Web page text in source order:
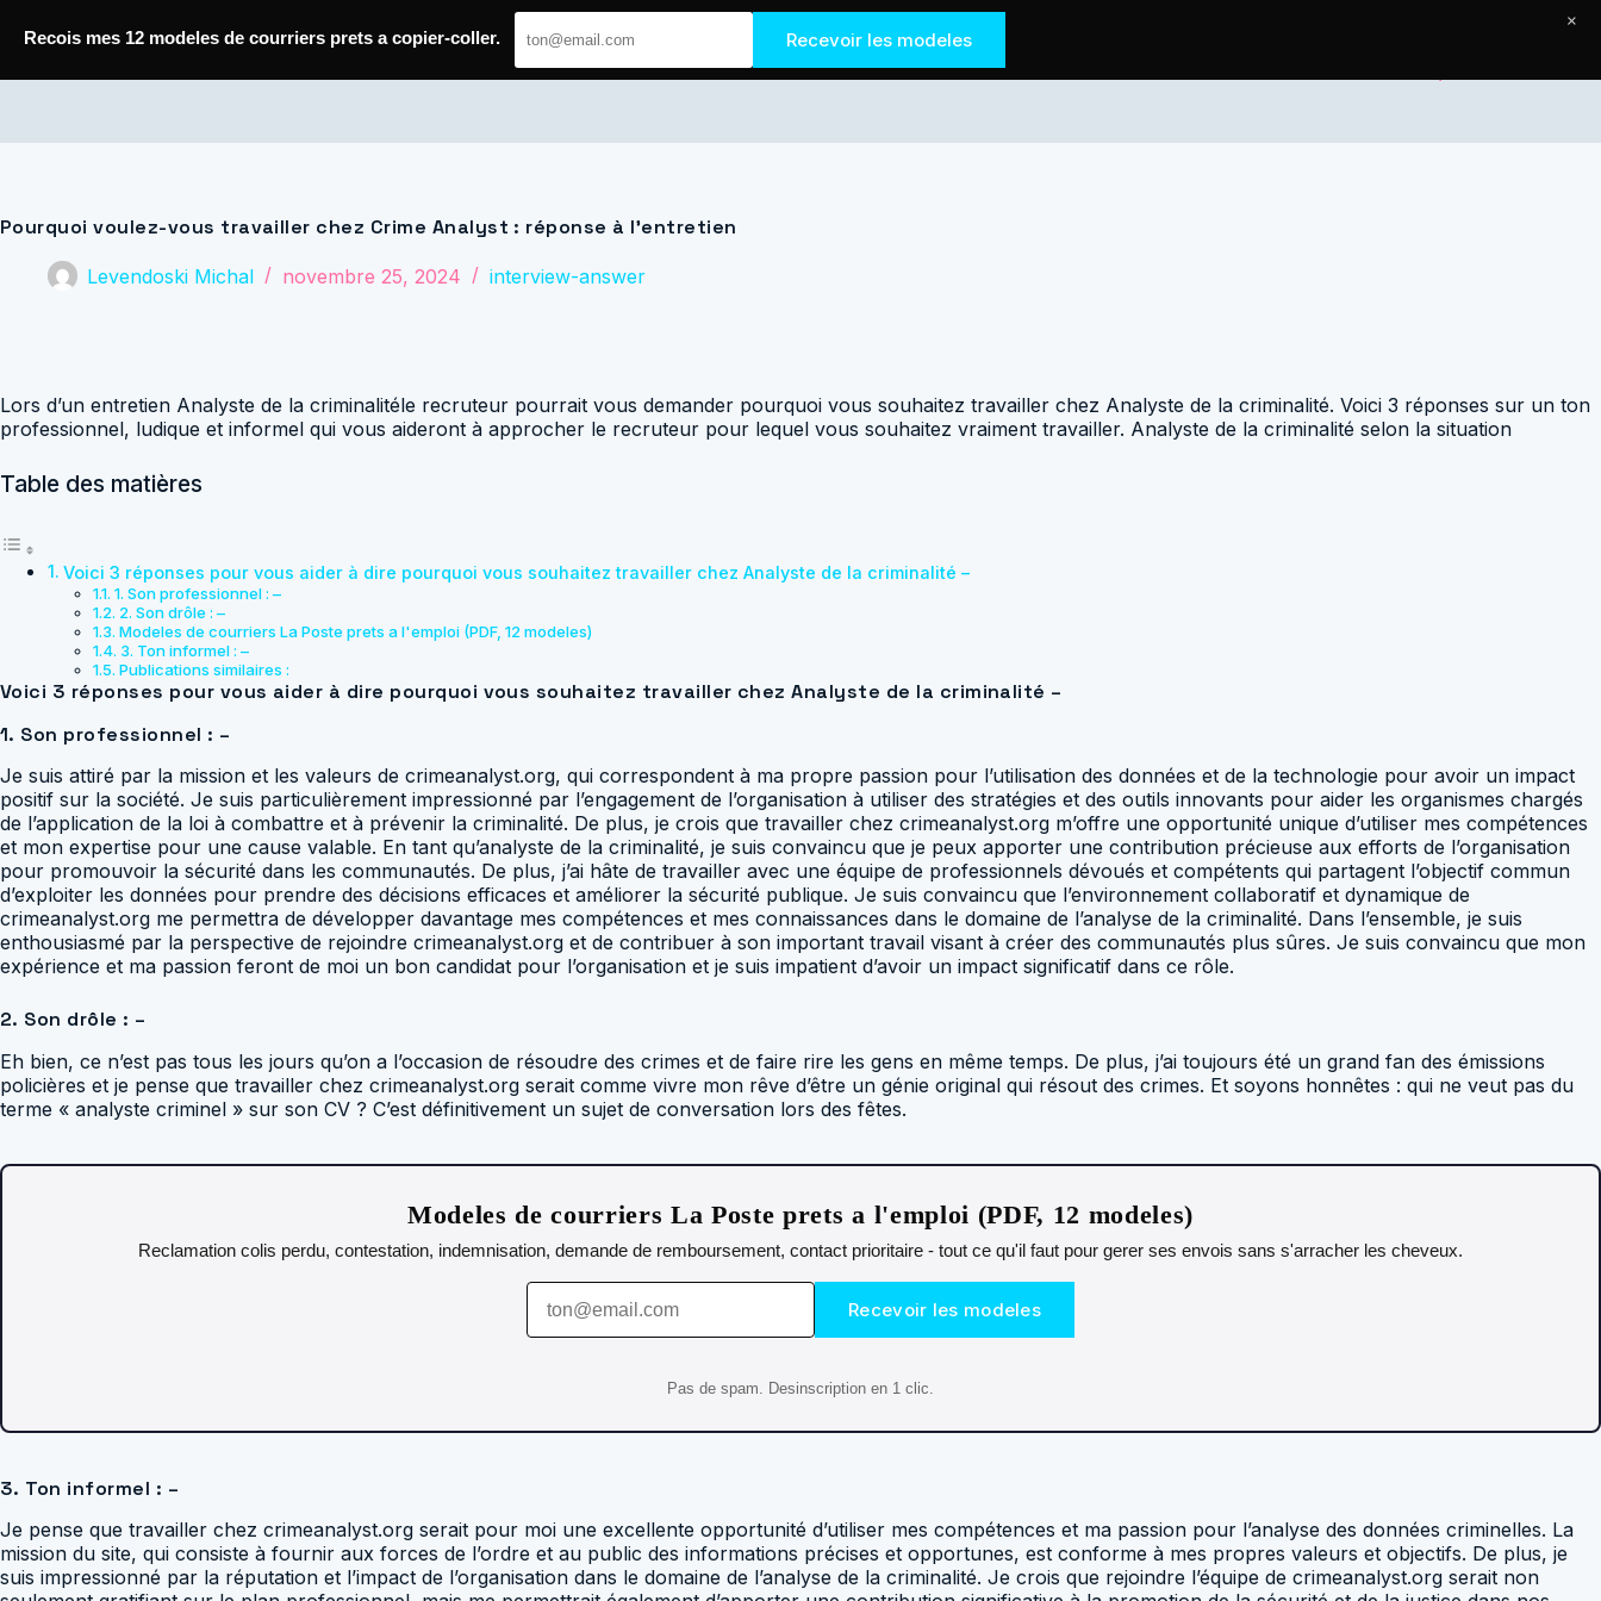
Pourquoi voulez-vous travailler chez Crime Analyst : réponse à l’entretien
Levendoski Michal novembre 25, 2024 interview-answer
Lors d’un entretien Analyste de la criminalitéle recruteur pourrait vous demander pourquoi vous souhaitez travailler chez Analyste de la criminalité. Voici 3 réponses sur un ton
professionnel, ludique et informel qui vous aideront à approcher le recruteur pour lequel vous souhaitez vraiment travailler. Analyste de la criminalité selon la situation
Table des matières
Voici 3 réponses pour vous aider à dire pourquoi vous souhaitez travailler chez Analyste de la criminalité –
1. Son professionnel : –
2. Son drôle : –
Modeles de courriers La Poste prets a l'emploi (PDF, 12 modeles)
3. Ton informel : –
Publications similaires :
Voici 3 réponses pour vous aider à dire pourquoi vous souhaitez travailler chez Analyste de la criminalité –
1. Son professionnel : –
Je suis attiré par la mission et les valeurs de crimeanalyst.org, qui correspondent à ma propre passion pour l’utilisation des données et de la technologie pour avoir un impact
positif sur la société. Je suis particulièrement impressionné par l’engagement de l’organisation à utiliser des stratégies et des outils innovants pour aider les organismes chargés
de l’application de la loi à combattre et à prévenir la criminalité. De plus, je crois que travailler chez crimeanalyst.org m’offre une opportunité unique d’utiliser mes compétences
et mon expertise pour une cause valable. En tant qu’analyste de la criminalité, je suis convaincu que je peux apporter une contribution précieuse aux efforts de l’organisation
pour promouvoir la sécurité dans les communautés. De plus, j’ai hâte de travailler avec une équipe de professionnels dévoués et compétents qui partagent l’objectif commun
d’exploiter les données pour prendre des décisions efficaces et améliorer la sécurité publique. Je suis convaincu que l’environnement collaboratif et dynamique de
crimeanalyst.org me permettra de développer davantage mes compétences et mes connaissances dans le domaine de l’analyse de la criminalité. Dans l’ensemble, je suis
enthousiasmé par la perspective de rejoindre crimeanalyst.org et de contribuer à son important travail visant à créer des communautés plus sûres. Je suis convaincu que mon
expérience et ma passion feront de moi un bon candidat pour l’organisation et je suis impatient d’avoir un impact significatif dans ce rôle.
2. Son drôle : –
Eh bien, ce n’est pas tous les jours qu’on a l’occasion de résoudre des crimes et de faire rire les gens en même temps. De plus, j’ai toujours été un grand fan des émissions
policières et je pense que travailler chez crimeanalyst.org serait comme vivre mon rêve d’être un génie original qui résout des crimes. Et soyons honnêtes : qui ne veut pas du
terme « analyste criminel » sur son CV ? C’est définitivement un sujet de conversation lors des fêtes.
Modeles de courriers La Poste prets a l'emploi (PDF, 12 modeles)
Reclamation colis perdu, contestation, indemnisation, demande de remboursement, contact prioritaire - tout ce qu'il faut pour gerer ses envois sans s'arracher les cheveux.
Recevoir les modeles
Pas de spam. Desinscription en 1 clic.
3. Ton informel : –
Je pense que travailler chez crimeanalyst.org serait pour moi une excellente opportunité d’utiliser mes compétences et ma passion pour l’analyse des données criminelles. La
mission du site, qui consiste à fournir aux forces de l’ordre et au public des informations précises et opportunes, est conforme à mes propres valeurs et objectifs. De plus, je
suis impressionné par la réputation et l’impact de l’organisation dans le domaine de l’analyse de la criminalité. Je crois que rejoindre l’équipe de crimeanalyst.org serait non
Recois mes 12 modeles de courriers prets a copier-coller. Recevoir les modeles
×